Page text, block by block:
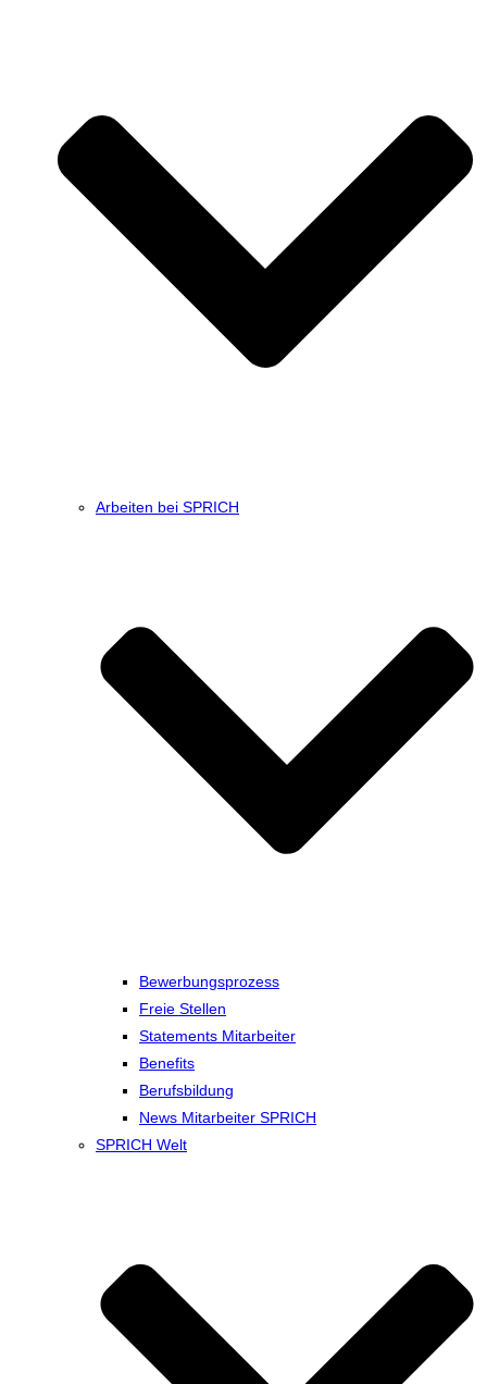
Arbeiten bei SPRICH
Bewerbungsprozess
Freie Stellen
Statements Mitarbeiter
Benefits
Berufsbildung
News Mitarbeiter SPRICH
SPRICH Welt